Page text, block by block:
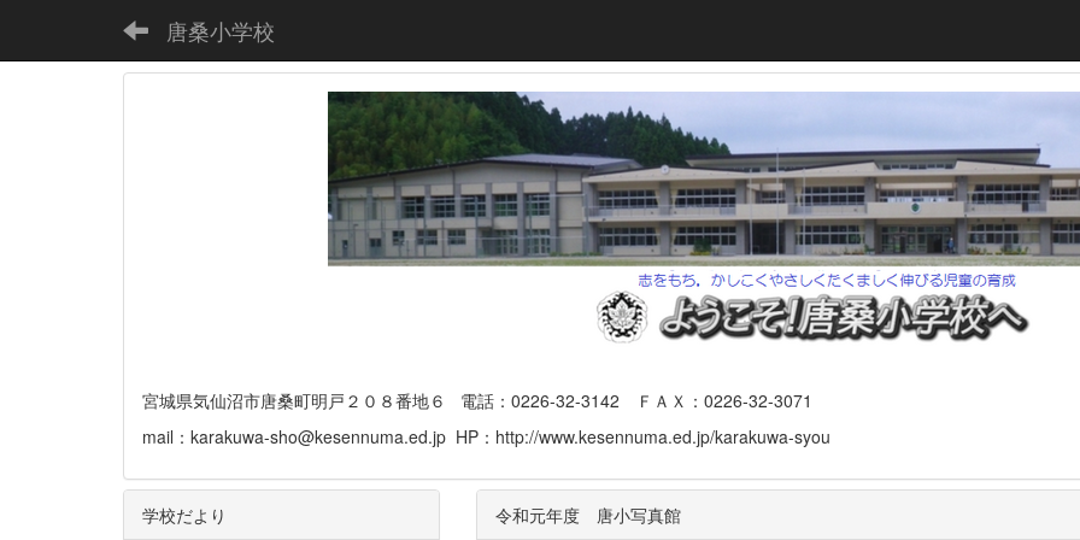
唐桑小学校
宮城県気仙沼市唐桑町明戸２０８番地６ 電話：0226-32-3142 ＦＡＸ：0226-32-3071
mail：karakuwa-sho@kesennuma.ed.jp HP：http://www.kesennuma.ed.jp/karakuwa-syou
令和元年度 唐小写真館
学校だより